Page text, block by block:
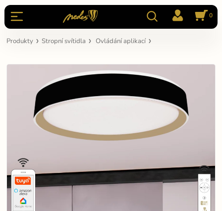
0
Produkty Stropní svítidla Ovládání aplikací